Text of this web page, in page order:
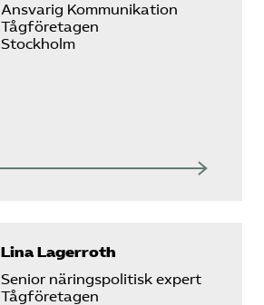
Ansvarig Kommunikation
Tågföretagen
Stockholm
Lina Lagerroth
Senior näringspolitisk expert
Tågföretagen